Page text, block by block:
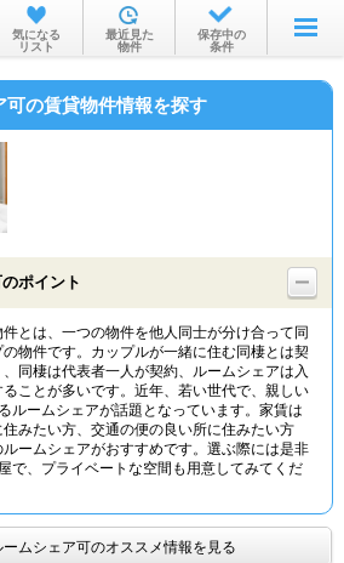
お部屋を探す
沿線・駅から
物件特集から
TOP
気になる
リスト
最近見た
物件
保存中の
条件
の賃貸物件情報を探す
ポイント
とは、一つの物件を他人同士が分け合って同
物件です。カップルが一緒に住む同棲とは契
同棲は代表者一人が契約、ルームシェアは入
ことが多いです。近年、若い世代で、親しい
ルームシェアが話題となっています。家賃は
みたい方、交通の便の良い所に住みたい方
ームシェアがおすすめです。選ぶ際には是非
で、プライベートな空間も用意してみてくだ
ムシェア可のオススメ情報を見る